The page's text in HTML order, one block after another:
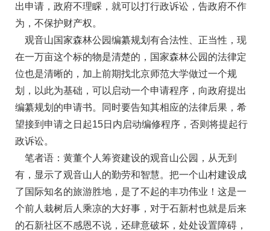
出申请，政府不理睬，就可以打行政诉讼，告政府不作
为，不保护财产权。
观音山国家森林公园编纂规划有合法性、正当性，现
在一万亩这个标的物是清楚的，国家森林公园的法律定
位也是清晰的，加上前期找北京师范大学做过一个规
划，以此为基础，可以启动一个申请程序，向政府提出
编纂规划的申请书。同时要告知其相应的法律后果，希
望接到申请之日起15日内启动编修程序，否则将提起行
政诉讼。
笔者语： 黄董个人筹资建设的观音山公园，从无到
有，显示了观音山人的勤劳和智慧。把一个山村建设成
了国际知名的旅游胜地，是了不起的丰功伟业！这是一
个前人栽树后人乘凉的大好事，对于石新村也就是后来
的石新社区不感恩不说，还肆意破坏，处处设置障碍，